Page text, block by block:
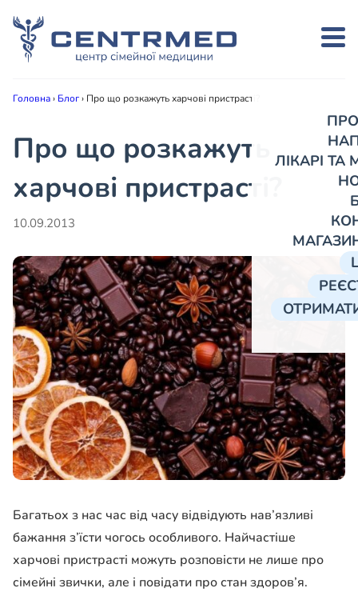
ЛІКАРІ
Головна› Блог› Про що розкажуть харчові пристрасті?
Про що розкажуть
харчові пристрасті?
10.09.2013
Багатьох з нас час від часу відвідують нав’язливі
бажання з’їсти чогось особливого. Найчастіше
харчові пристрасті можуть розповісти не лише про
сімейні звички, але і повідати про стан здоров’я.